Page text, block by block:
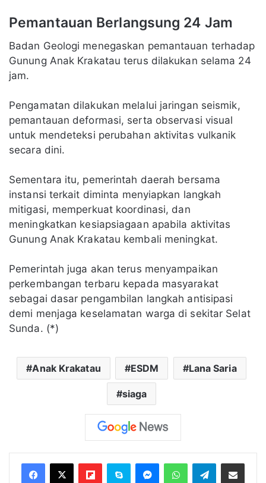
Pemantauan Berlangsung 24 Jam
Badan Geologi menegaskan pemantauan terhadap
Gunung Anak Krakatau terus dilakukan selama 24
jam.
Pengamatan dilakukan melalui jaringan seismik,
pemantauan deformasi, serta observasi visual
untuk mendeteksi perubahan aktivitas vulkanik
secara dini.
Sementara itu, pemerintah daerah bersama
instansi terkait diminta menyiapkan langkah
mitigasi, memperkuat koordinasi, dan
meningkatkan kesiapsiagaan apabila aktivitas
Gunung Anak Krakatau kembali meningkat.
Pemerintah juga akan terus menyampaikan
perkembangan terbaru kepada masyarakat
sebagai dasar pengambilan langkah antisipasi
demi menjaga keselamatan warga di sekitar Selat
Sunda. (*)
Anak Krakatau ESDM Lana Saria
siaga
FlipboardSkype MessengerWhatsAppTelegramBagikan melalui Email